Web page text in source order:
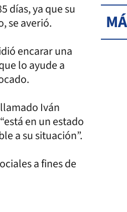
días, ya que su
se averió.
encarar una
lo ayude a
Iván
en un estado
a su situación”.
a fines de